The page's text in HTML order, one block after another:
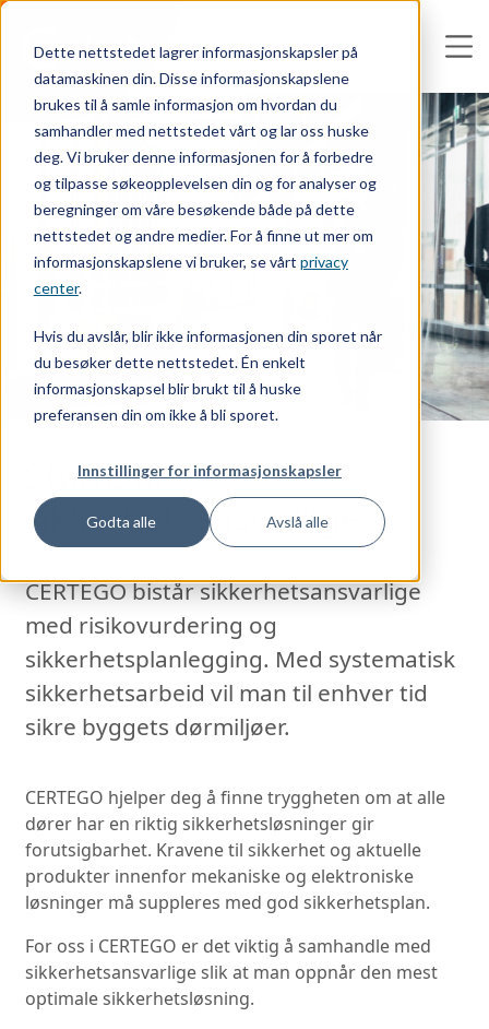
Dette nettstedet lagrer informasjonskapsler på
datamaskinen din. Disse informasjonskapslene
brukes til å samle informasjon om hvordan du
samhandler med nettstedet vårt og lar oss huske
deg. Vi bruker denne informasjonen for å forbedre
og tilpasse søkeopplevelsen din og for analyser og
beregninger om våre besøkende både på dette
nettstedet og andre medier. For å finne ut mer om
informasjonskapslene vi bruker, se vårt privacy
center.
Hvis du avslår, blir ikke informasjonen din sporet når
du besøker dette nettstedet. Én enkelt
informasjonskapsel blir brukt til å huske
preferansen din om ikke å bli sporet.
Innstillinger for informasjonskapsler
Godta alle Avslå alle
Støtte til
sikkerhetsansvarlige
CERTEGO bistår sikkerhetsansvarlige
med risikovurdering og
sikkerhetsplanlegging. Med systematisk
sikkerhetsarbeid vil man til enhver tid
sikre byggets dørmiljøer.
CERTEGO hjelper deg å finne tryggheten om at alle
dører har en riktig sikkerhetsløsninger gir
forutsigbarhet. Kravene til sikkerhet og aktuelle
produkter innenfor mekaniske og elektroniske
løsninger må suppleres med god sikkerhetsplan.
For oss i CERTEGO er det viktig å samhandle med
sikkerhetsansvarlige slik at man oppnår den mest
optimale sikkerhetsløsning.